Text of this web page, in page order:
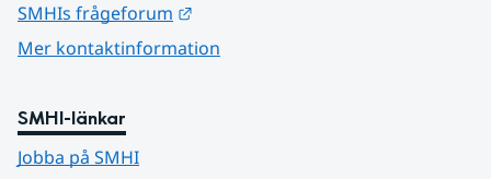
SMHIs frågeforum
Mer kontaktinformation
SMHI-länkar
Jobba på SMHI